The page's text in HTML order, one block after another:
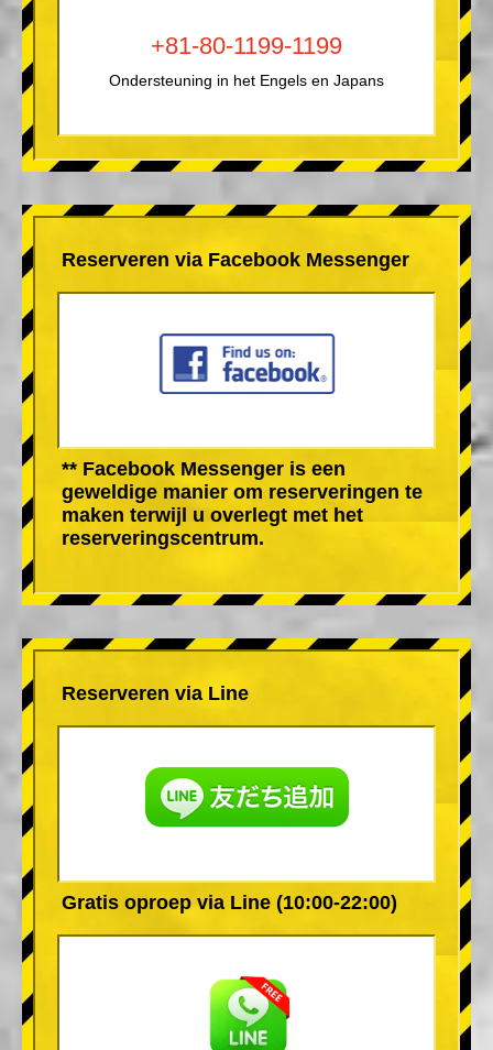
+81-80-1199-1199
Ondersteuning in het Engels en Japans
Reserveren via Facebook Messenger
** Facebook Messenger is een
geweldige manier om reserveringen te
maken terwijl u overlegt met het
reserveringscentrum.
Reserveren via Line
Gratis oproep via Line (10:00-22:00)